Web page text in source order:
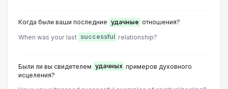
Когда были ваши последние удачные отношения?
When was your last successful relationship?
Были ли вы свидетелем удачных примеров духовного
исцеления?